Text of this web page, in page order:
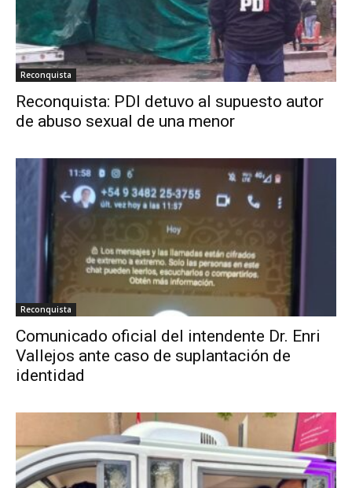
Reconquista
Reconquista: PDI detuvo al supuesto autor
de abuso sexual de una menor
Reconquista
Comunicado oficial del intendente Dr. Enri
Vallejos ante caso de suplantación de
identidad